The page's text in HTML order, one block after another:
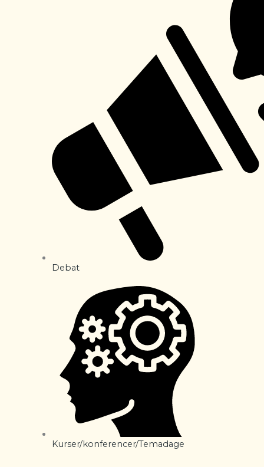
Debat
Kurser/konferencer/Temadage